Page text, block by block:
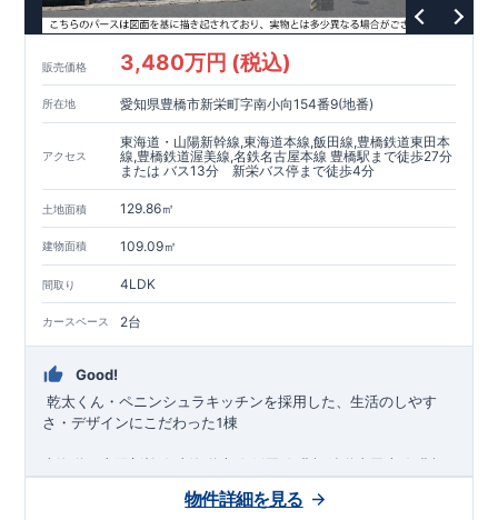
販売価格 3,480万円 (税込)
所在地 愛知県豊橋市新栄町字南小向154番9(地番)
アクセス
東海道・山陽新幹線,東海道本線,飯田線,豊橋鉄道東田本
線,豊橋鉄道渥美線,名鉄名古屋本線 豊橋駅まで徒歩27分
または バス13分 新栄バス停まで徒歩4分
土地面積 129.86㎡
建物面積 109.09㎡
間取り 4LDK
カースペース 2台
Good!
​乾太くん・ペニンシュラキッチンを採用した、生活のしやす
さ・デザインにこだわった1棟
東海道・山陽新幹線 東海道本線 飯田線 豊橋鉄道東田本線
豊橋
分 新栄バス停まで徒歩4分​ ​
物件詳細を見る